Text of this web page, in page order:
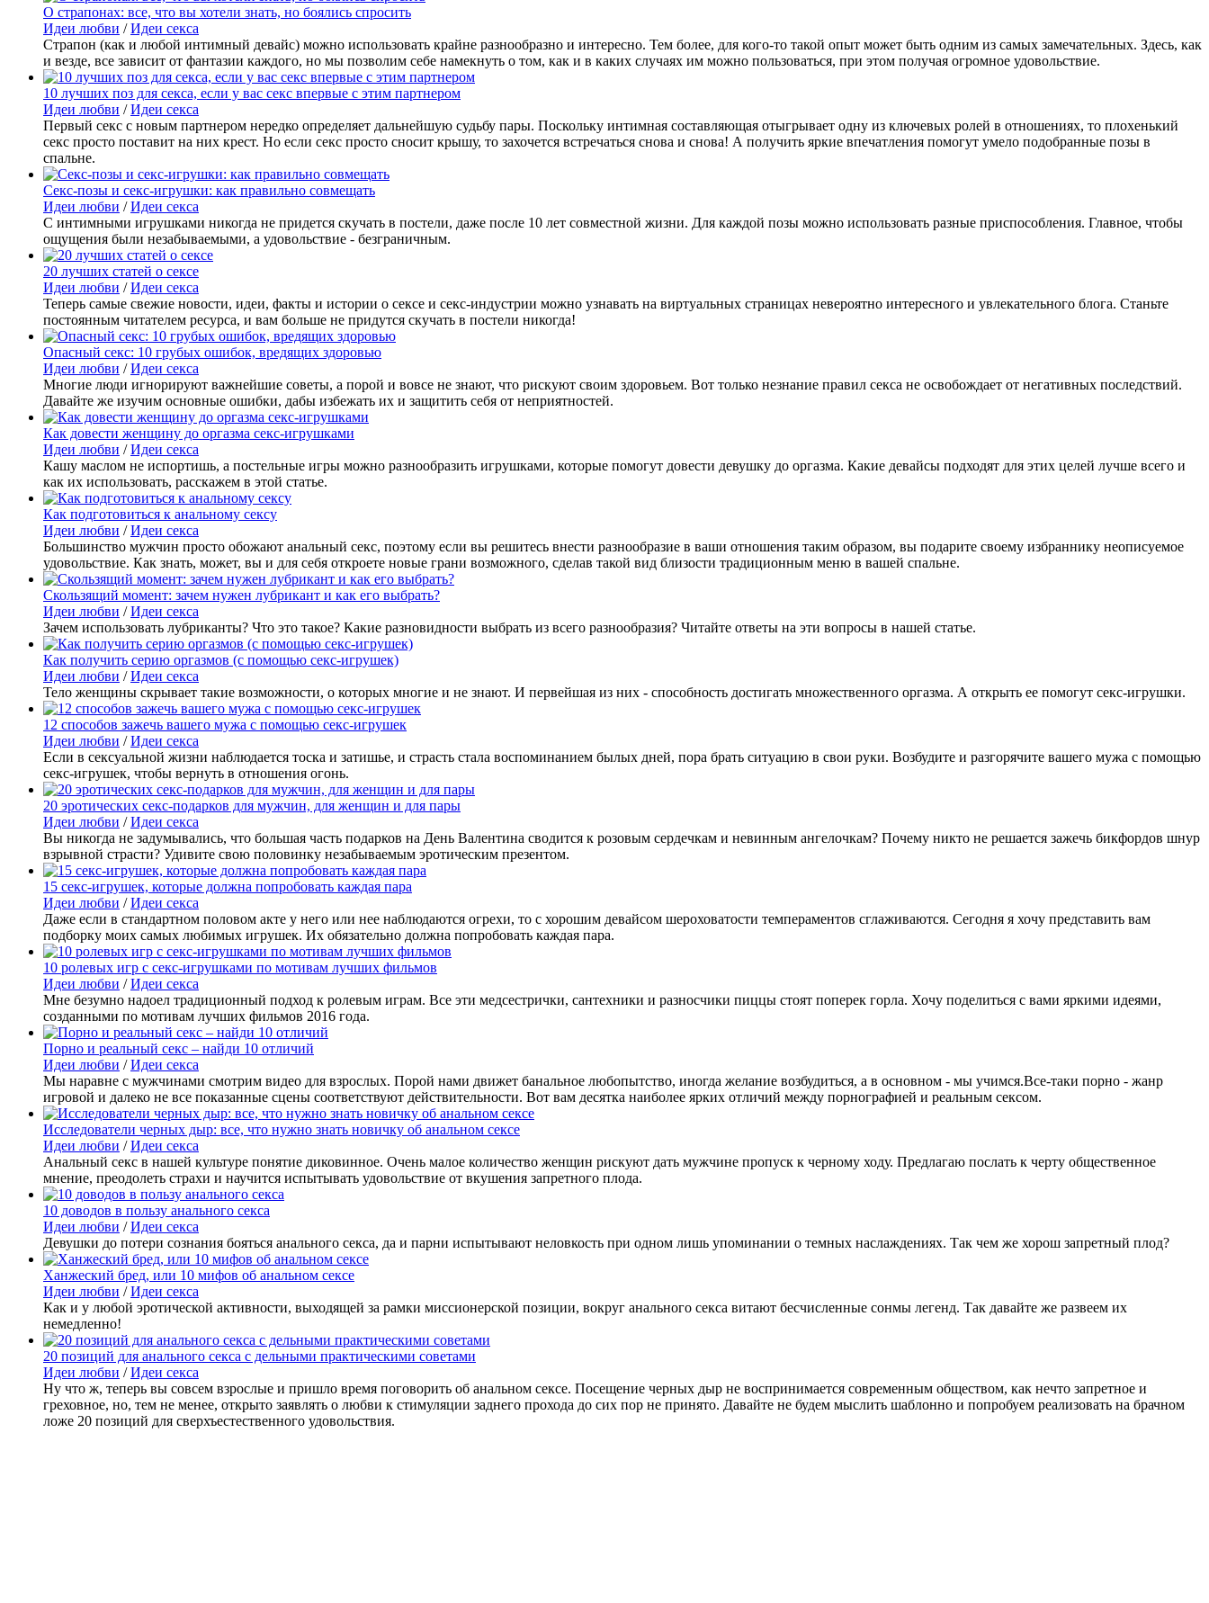
О страпонах: все, что вы хотели знать, но боялись спросить
Идеи любви /Идеи секса
Страпон (как и любой интимный девайс) можно использовать крайне разнообразно и интересно. Тем более, для кого-то такой опыт может быть одним из самых замечательных. Здесь, как
и везде, все зависит от фантазии каждого, но мы позволим себе намекнуть о том, как и в каких случаях им можно пользоваться, при этом получая огромное удовольствие.
10 лучших поз для секса, если у вас секс впервые с этим партнером
Идеи любви /Идеи секса
Первый секс с новым партнером нередко определяет дальнейшую судьбу пары. Поскольку интимная составляющая отыгрывает одну из ключевых ролей в отношениях, то плохенький
секс просто поставит на них крест. Но если секс просто сносит крышу, то захочется встречаться снова и снова! А получить яркие впечатления помогут умело подобранные позы в
спальне.
Секс-позы и секс-игрушки: как правильно совмещать
Идеи любви /Идеи секса
С интимными игрушками никогда не придется скучать в постели, даже после 10 лет совместной жизни. Для каждой позы можно использовать разные приспособления. Главное, чтобы
ощущения были незабываемыми, а удовольствие - безграничным.
20 лучших статей о сексе
Идеи любви /Идеи секса
Теперь самые свежие новости, идеи, факты и истории о сексе и секс-индустрии можно узнавать на виртуальных страницах невероятно интересного и увлекательного блога. Станьте
постоянным читателем ресурса, и вам больше не придутся скучать в постели никогда!
Опасный секс: 10 грубых ошибок, вредящих здоровью
Идеи любви /Идеи секса
Многие люди игнорируют важнейшие советы, а порой и вовсе не знают, что рискуют своим здоровьем. Вот только незнание правил секса не освобождает от негативных последствий.
Давайте же изучим основные ошибки, дабы избежать их и защитить себя от неприятностей.
Как довести женщину до оргазма секс-игрушками
Идеи любви /Идеи секса
Кашу маслом не испортишь, а постельные игры можно разнообразить игрушками, которые помогут довести девушку до оргазма. Какие девайсы подходят для этих целей лучше всего и
как их использовать, расскажем в этой статье.
Как подготовиться к анальному сексу
Идеи любви /Идеи секса
Большинство мужчин просто обожают анальный секс, поэтому если вы решитесь внести разнообразие в ваши отношения таким образом, вы подарите своему избраннику неописуемое
удовольствие. Как знать, может, вы и для себя откроете новые грани возможного, сделав такой вид близости традиционным меню в вашей спальне.
Скользящий момент: зачем нужен лубрикант и как его выбрать?
Идеи любви /Идеи секса
Зачем использовать лубриканты? Что это такое? Какие разновидности выбрать из всего разнообразия? Читайте ответы на эти вопросы в нашей статье.
Как получить серию оргазмов (с помощью секс-игрушек)
Идеи любви /Идеи секса
Тело женщины скрывает такие возможности, о которых многие и не знают. И первейшая из них - способность достигать множественного оргазма. А открыть ее помогут секс-игрушки.
12 способов зажечь вашего мужа с помощью секс-игрушек
Идеи любви /Идеи секса
Если в сексуальной жизни наблюдается тоска и затишье, и страсть стала воспоминанием былых дней, пора брать ситуацию в свои руки. Возбудите и разгорячите вашего мужа с помощью
секс-игрушек, чтобы вернуть в отношения огонь.
20 эротических секс-подарков для мужчин, для женщин и для пары
Идеи любви /Идеи секса
Вы никогда не задумывались, что большая часть подарков на День Валентина сводится к розовым сердечкам и невинным ангелочкам? Почему никто не решается зажечь бикфордов шнур
взрывной страсти? Удивите свою половинку незабываемым эротическим презентом.
15 секс-игрушек, которые должна попробовать каждая пара
Идеи любви /Идеи секса
Даже если в стандартном половом акте у него или нее наблюдаются огрехи, то с хорошим девайсом шероховатости темпераментов сглаживаются. Сегодня я хочу представить вам
подборку моих самых любимых игрушек. Их обязательно должна попробовать каждая пара.
10 ролевых игр с секс-игрушками по мотивам лучших фильмов
Идеи любви /Идеи секса
Мне безумно надоел традиционный подход к ролевым играм. Все эти медсестрички, сантехники и разносчики пиццы стоят поперек горла. Хочу поделиться с вами яркими идеями,
созданными по мотивам лучших фильмов 2016 года.
Порно и реальный секс – найди 10 отличий
Идеи любви /Идеи секса
Мы наравне с мужчинами смотрим видео для взрослых. Порой нами движет банальное любопытство, иногда желание возбудиться, а в основном - мы учимся.Все-таки порно - жанр
игровой и далеко не все показанные сцены соответствуют действительности. Вот вам десятка наиболее ярких отличий между порнографией и реальным сексом.
Исследователи черных дыр: все, что нужно знать новичку об анальном сексе
Идеи любви /Идеи секса
Анальный секс в нашей культуре понятие диковинное. Очень малое количество женщин рискуют дать мужчине пропуск к черному ходу. Предлагаю послать к черту общественное
мнение, преодолеть страхи и научится испытывать удовольствие от вкушения запретного плода.
10 доводов в пользу анального секса
Идеи любви /Идеи секса
Девушки до потери сознания бояться анального секса, да и парни испытывают неловкость при одном лишь упоминании о темных наслаждениях. Так чем же хорош запретный плод?
Ханжеский бред, или 10 мифов об анальном сексе
Идеи любви /Идеи секса
Как и у любой эротической активности, выходящей за рамки миссионерской позиции, вокруг анального секса витают бесчисленные сонмы легенд. Так давайте же развеем их
немедленно!
20 позиций для анального секса с дельными практическими советами
Идеи любви /Идеи секса
Ну что ж, теперь вы совсем взрослые и пришло время поговорить об анальном сексе. Посещение черных дыр не воспринимается современным обществом, как нечто запретное и
греховное, но, тем не менее, открыто заявлять о любви к стимуляции заднего прохода до сих пор не принято. Давайте не будем мыслить шаблонно и попробуем реализовать на брачном
ложе 20 позиций для сверхъестественного удовольствия.